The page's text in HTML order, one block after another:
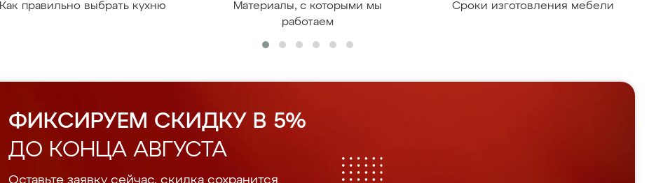
Как правильно выбрать кухню
Материалы, с которыми мы
работаем
Сроки изготовления мебели
ФИКСИРУЕМ СКИДКУ В 5%
ДО КОНЦА АВГУСТА
Оставьте заявку сейчас, скидка сохранится.